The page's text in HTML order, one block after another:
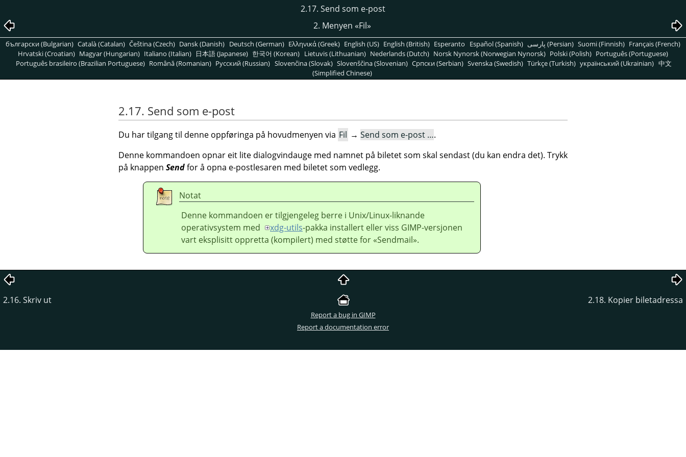
2.17. Send som e-post
2. Menyen «Fil»
български (Bulgarian) Català (Catalan) Čeština (Czech) Dansk (Danish) Deutsch (German) Ελληνικά (Greek) English (US) English (British) Esperanto Español (Spanish) پارسی (Persian) Suomi (Finnish) Français (French)
Hrvatski (Croatian) Magyar (Hungarian) Italiano (Italian) 日本語 (Japanese) 한국어 (Korean) Lietuvis (Lithuanian) Nederlands (Dutch) Norsk Nynorsk (Norwegian Nynorsk) Polski (Polish) Português (Portuguese)
Português brasileiro (Brazilian Portuguese) Română (Romanian) Pусский (Russian) Slovenčina (Slovak) Slovenščina (Slovenian) Српски (Serbian) Svenska (Swedish) Türkçe (Turkish) український (Ukrainian) 中文
(Simplified Chinese)
2.17. Send som e-post
Du har tilgang til denne oppføringa på hovudmenyen via Fil → Send som e-post ….
Denne kommandoen opnar eit lite dialogvindauge med namnet på biletet som skal sendast (du kan endra det). Trykk
på knappen Sendfor å opna e-postlesaren med biletet som vedlegg.
Notat
Denne kommandoen er tilgjengeleg berre i Unix/Linux-liknande
operativsystem med
xdg-utils-pakka installert eller viss GIMP-versjonen
vart eksplisitt oppretta (kompilert) med støtte for «Sendmail».
2.16. Skriv ut 2.18. Kopier biletadressa
Report a bug in GIMP
Report a documentation error